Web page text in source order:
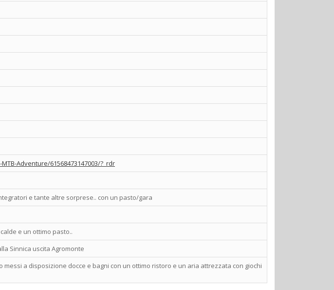
Adventure/61568473147003/?_rdr
e tante altre sorprese.. con un pasto/gara
e un ottimo pasto..
Sinnica uscita Agromonte
messi a disposizione docce e bagni con un ottimo ristoro e un aria attrezzata con giochi